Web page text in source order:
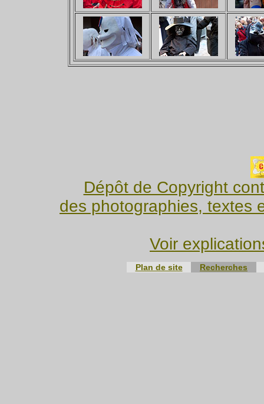
Dépôt de Copyright
des photographies, textes
Voir
Plan de site Recherches